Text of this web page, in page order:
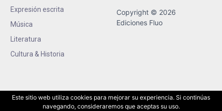
Expresión escrita
Música
Literatura
Cultura & Historia
Copyright © 2026
Ediciones Fluo
Este sitio web utiliza cookies para mejorar su experiencia. Si continúas
navegando, consideraremos que aceptas su uso.